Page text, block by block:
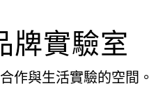
牌實驗室
作與生活實驗的空間。